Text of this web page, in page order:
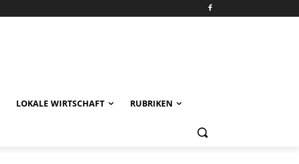
LOKALE WIRTSCHAFT RUBRIKEN